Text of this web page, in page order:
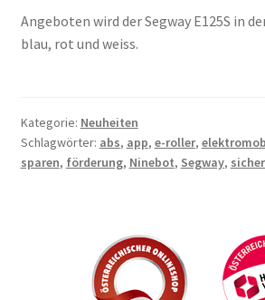
Angeboten wird der Segway E125S in
blau, rot und weiss.
Kategorie: Neuheiten
Schlagwörter: abs, app, e-roller,
sparen, förderung, Ninebot, Segway,